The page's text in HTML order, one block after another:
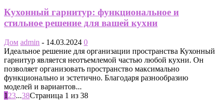
Кухонный гарнитур: функциональное и
стильное решение для вашей кухни
Дом admin - 14.03.2024 0
Идеальное решение для организации пространства Кухонный
гарнитур является неотъемлемой частью любой кухни. Он
позволяет организовать пространство максимально
функционально и эстетично. Благодаря разнообразию
моделей и вариантов...
1 23...38Страница 1 из 38